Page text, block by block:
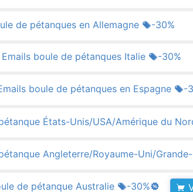
de pétanques en Allemagne -30%
boule de pétanques Italie -30%
boule de pétanques en Espagne -
États-Unis/USA/Amérique du
Angleterre/Royaume-Uni/
de pétanque Australie
-30%